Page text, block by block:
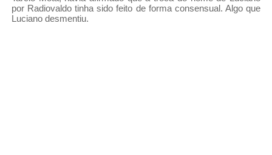
por Radiovaldo tinha sido feito de forma consensual. Algo que
Luciano desmentiu.